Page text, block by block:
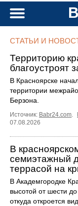
СТАТЬИ И
Территорию
благоустроят
В Красноярске
территории
Берзона.
Источник: Babr24.com.
07.08.2026
В
семиэтажный
террасой на
В Академгородке
высотой от шести
откуда откроется